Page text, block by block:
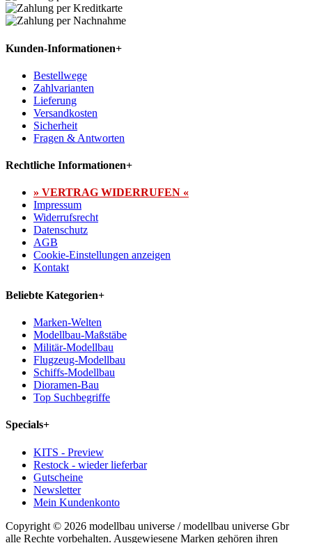
Kunden-Informationen+
Bestellwege
Zahlvarianten
Lieferung
Versandkosten
Sicherheit
Fragen & Antworten
Rechtliche Informationen+
» VERTRAG WIDERRUFEN «
Impressum
Widerrufsrecht
Datenschutz
AGB
Cookie-Einstellungen anzeigen
Kontakt
Beliebte Kategorien+
Marken-Welten
Modellbau-Maßstäbe
Militär-Modellbau
Flugzeug-Modellbau
Schiffs-Modellbau
Dioramen-Bau
Top Suchbegriffe
Specials+
KITS - Preview
Restock - wieder lieferbar
Gutscheine
Newsletter
Mein Kundenkonto
Copyright © 2026 modellbau universe / modellbau universe Gbr
alle Rechte vorbehalten. Ausgewiesene Marken gehören ihren